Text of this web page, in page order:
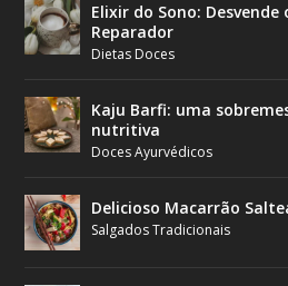
Elixir do Sono: Desvende
Reparador
Dietas Doces
Kaju Barfi: uma
nutritiva
Doces Ayurvédicos
Delicioso Macarrão
Salgados Tradicionais